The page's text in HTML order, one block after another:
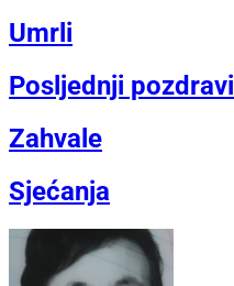
Umrli
Posljednji pozdravi
Zahvale
Sjećanja